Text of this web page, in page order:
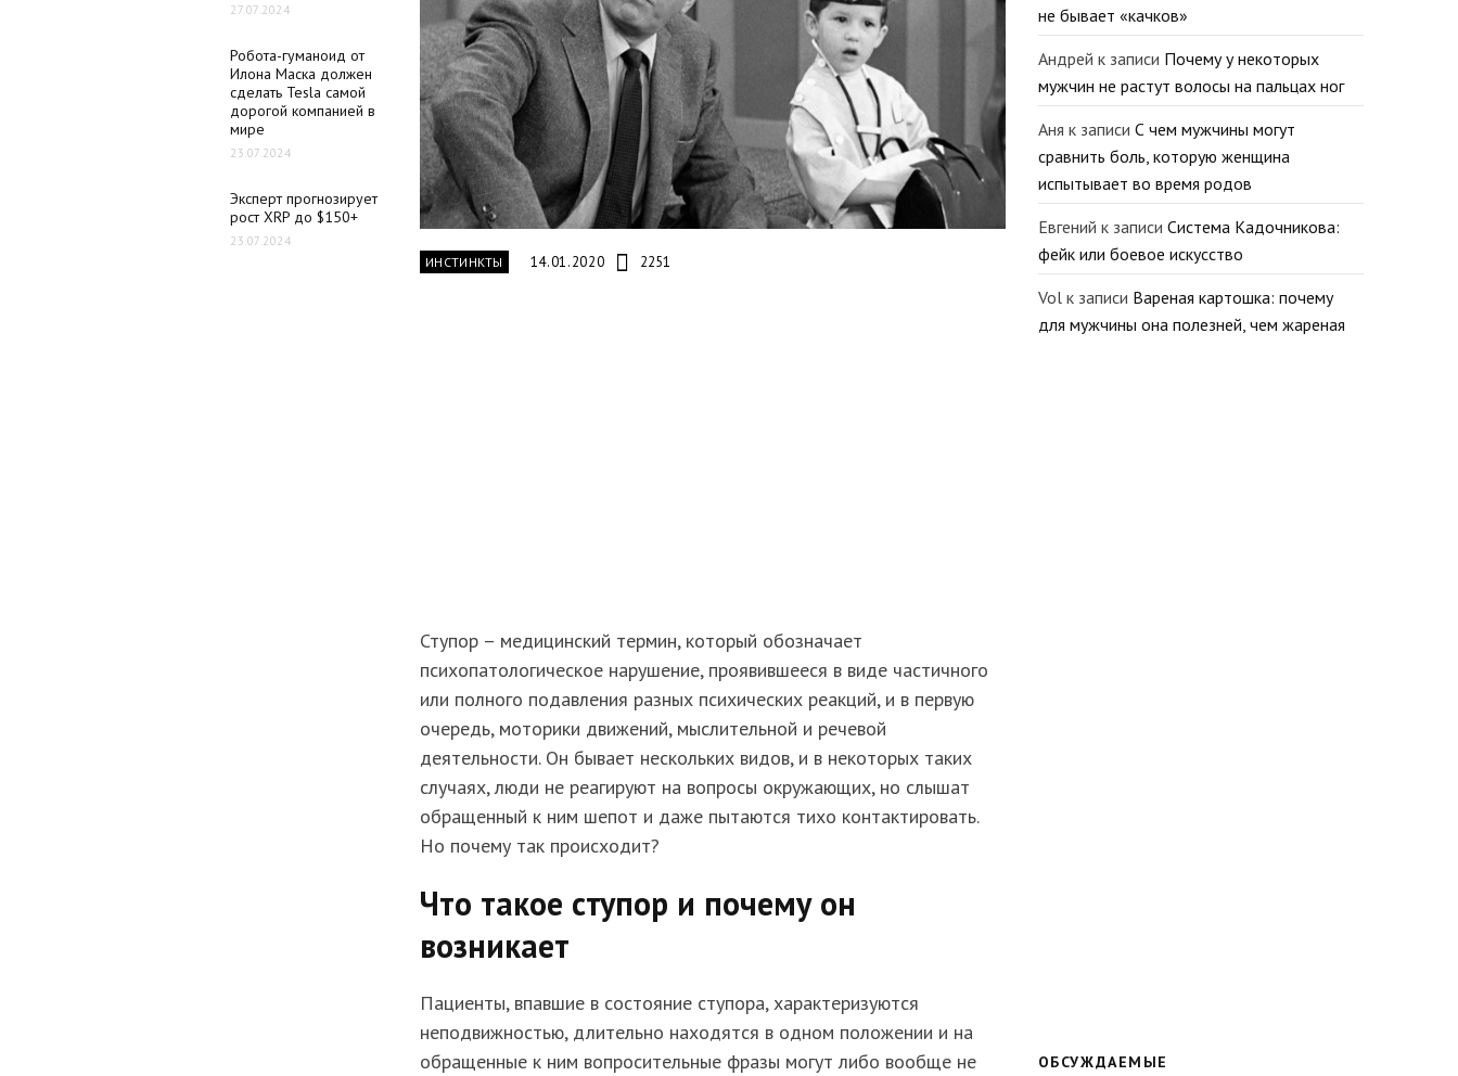
27.07.2024
Робота-гуманоид от
Илона Маска должен
сделать Tesla самой
дорогой компанией в
мире
23.07.2024
Эксперт прогнозирует
рост XRP до $150+
23.07.2024
ИНСТИНКТЫ 14.01.2020 2251
Ступор – медицинский термин, который обозначает
психопатологическое нарушение, проявившееся в виде частичного
или полного подавления разных психических реакций, и в первую
очередь, моторики движений, мыслительной и речевой
деятельности. Он бывает нескольких видов, и в некоторых таких
случаях, люди не реагируют на вопросы окружающих, но слышат
обращенный к ним шепот и даже пытаются тихо контактировать.
Но почему так происходит?
Что такое ступор и почему он
возникает
Пациенты, впавшие в состояние ступора, характеризуются
неподвижностью, длительно находятся в одном положении и на
обращенные к ним вопросительные фразы могут либо вообще не
не бывает «качков»
Андрей к записи Почему у некоторых
мужчин не растут волосы на пальцах ног
Аня к записи С чем мужчины могут
сравнить боль, которую женщина
испытывает во время родов
Евгений к записи Система Кадочникова:
фейк или боевое искусство
Vol к записи Вареная картошка: почему
для мужчины она полезней, чем жареная
ОБСУЖДАЕМЫЕ